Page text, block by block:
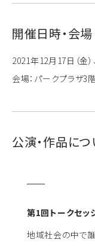
開催日時・会場
2021年12月17日（金）
会場：パークプラザ3
公演・作品につ
第1回トークセッ
地域社会の中で誰